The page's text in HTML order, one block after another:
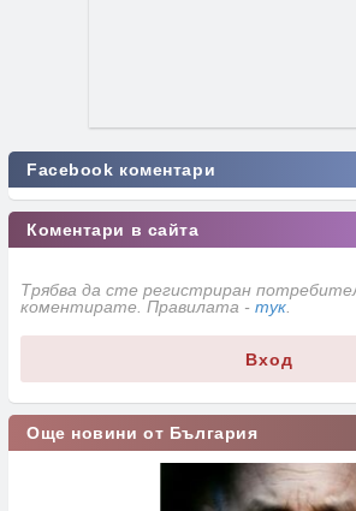
Facebook коментари
Коментари в сайта
Трябва да сте регистриран
коментирате. Правилата - тук
Вход
Още новини от България